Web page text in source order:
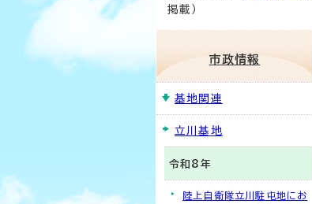
掲載）
市政情報
基地関連
立川基地
令和8年
陸上自衛隊立川駐屯地にお